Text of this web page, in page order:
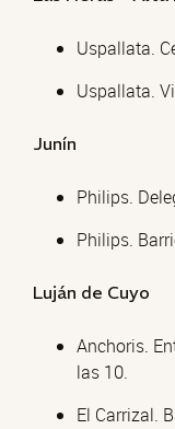
Uspallata.
Uspallata.
Junín
Philips.
Philips.
Luján de Cuyo
Anchoris.
las 10.
El Carrizal.